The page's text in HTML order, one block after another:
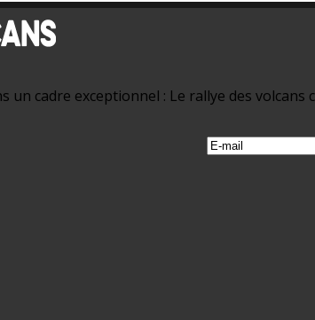
un cadre exceptionnel : Le rallye des